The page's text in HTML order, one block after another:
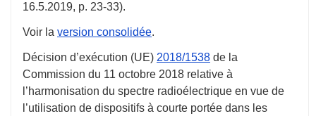
16.5.2019, p. 23-33).
Voir la version consolidée.
Décision d’exécution (UE) 2018/1538 de la
Commission du 11 octobre 2018 relative à
l’harmonisation du spectre radioélectrique en vue de
l’utilisation de dispositifs à courte portée dans les